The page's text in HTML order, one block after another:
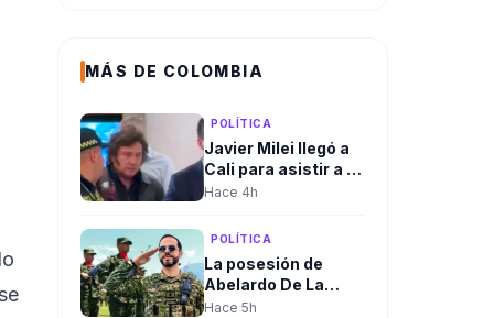
MÁS DE COLOMBIA
POLÍTICA
Javier Milei llegó a
Cali para asistir a la
posesión
Abelardo De La
Hace 4h
POLÍTICA
La posesión de
Abelardo De La
Espriella rompería
Hace 5h